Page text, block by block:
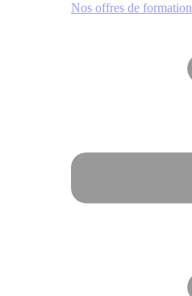
Nos offres de formation